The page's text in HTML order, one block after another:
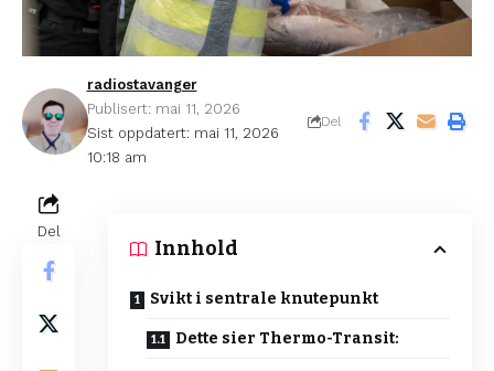
Sist oppdatert: mai 11, 2026
10:18 am
radiostavanger
Publisert: mai 11, 2026
Del
Del
Innhold
Svikt i sentrale knutepunkt
Dette sier Thermo-Transit: